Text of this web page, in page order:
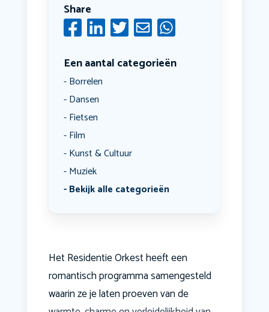
Share
Een aantal categorieën
Borrelen
Dansen
Fietsen
Film
Kunst & Cultuur
Muziek
Bekijk alle categorieën
Het Residentie Orkest heeft een
romantisch programma samengesteld
waarin ze je laten proeven van de